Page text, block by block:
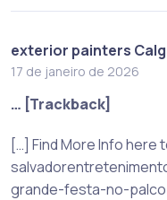
exterior painters
17 de janeiro de 2026
… [Trackback]
[…] Find More Info here
grande-festa-no-